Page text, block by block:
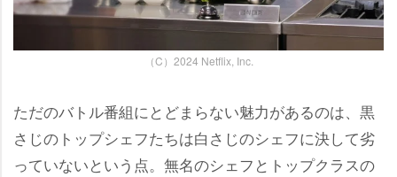
（C）2024 Netflix, Inc.
ただのバトル番組にとどまらない魅力があるのは、黒
さじのトップシェフたちは白さじのシェフに決して劣
っていないという点。無名のシェフとトップクラスの